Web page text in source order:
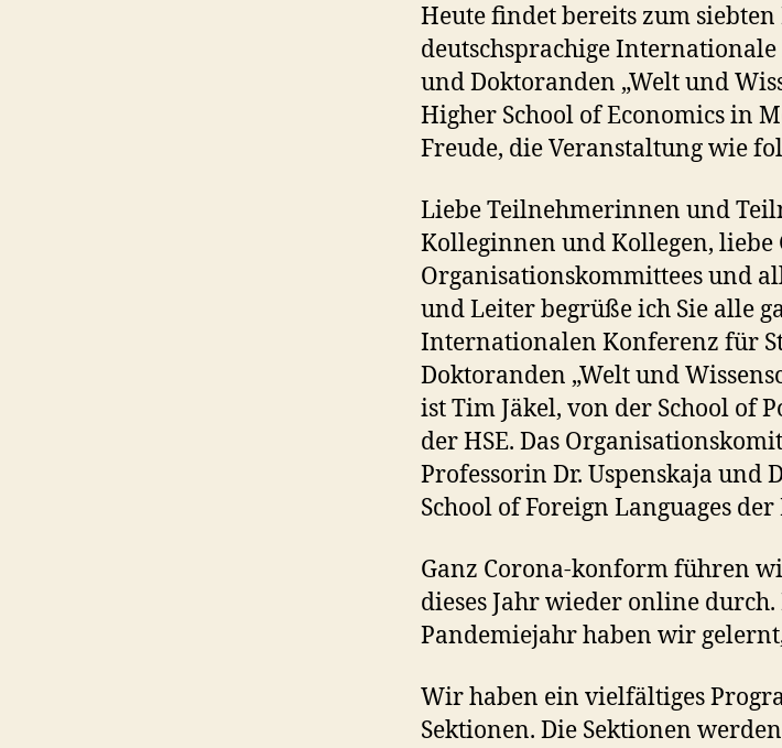
Heute findet bereits zum
deutschsprachige
und Doktoranden „Welt und
Higher School of Economics in
Freude, die Veranstaltung wie
Liebe Teilnehmerinnen und
Kolleginnen und Kollegen, liebe
Organisationskommittees und
und Leiter begrüße ich Sie alle
Internationalen Konferenz für
Doktoranden „Welt und
ist Tim Jäkel, von der School of
der HSE. Das
Professorin Dr. Uspenskaja und
School of Foreign Languages der
Ganz Corona-konform führen
dieses Jahr wieder online
Pandemiejahr haben wir
Wir haben ein vielfältiges
Sektionen. Die Sektionen